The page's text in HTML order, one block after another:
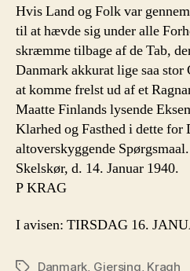
Hvis Land og Folk var
til at hævde sig under alle
skræmme tilbage af de Tab,
Danmark akkurat lige saa
at komme frelst ud af et
Maatte Finlands lysende
Klarhed og Fasthed i dette for
altoverskyggende Spørgsmaal.
Skelskør, d. 14. Januar 1940.
P KRAG
I avisen: TIRSDAG 16.
TagsDanmark, Gjersing, Kragh